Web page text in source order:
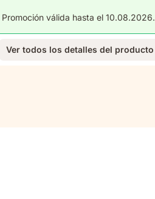
válida hasta el 10.08.2026.
Ver todos los detalles del producto